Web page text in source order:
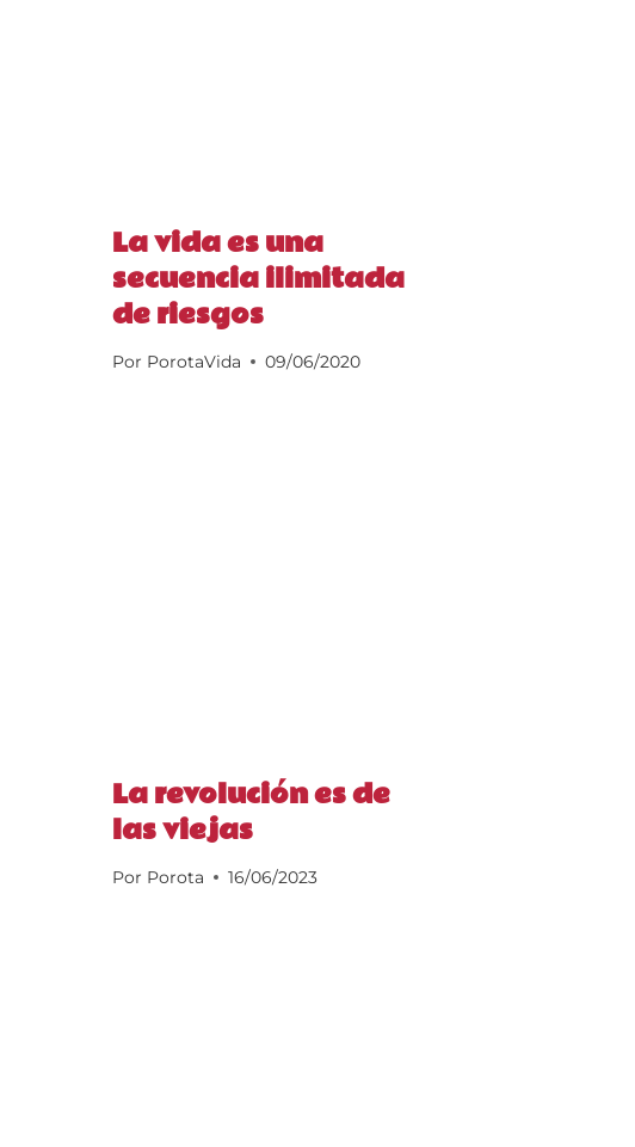
La vida es una
secuencia ilimitada
de riesgos
Por PorotaVida 09/06/2020
La revolución es de
las viejas
Por Porota 16/06/2023